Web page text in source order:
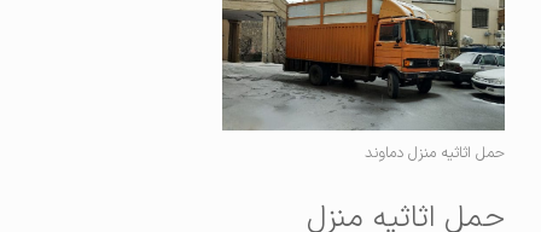
حمل اثاثیه منزل دماوند
حمل اثاثیه منزل